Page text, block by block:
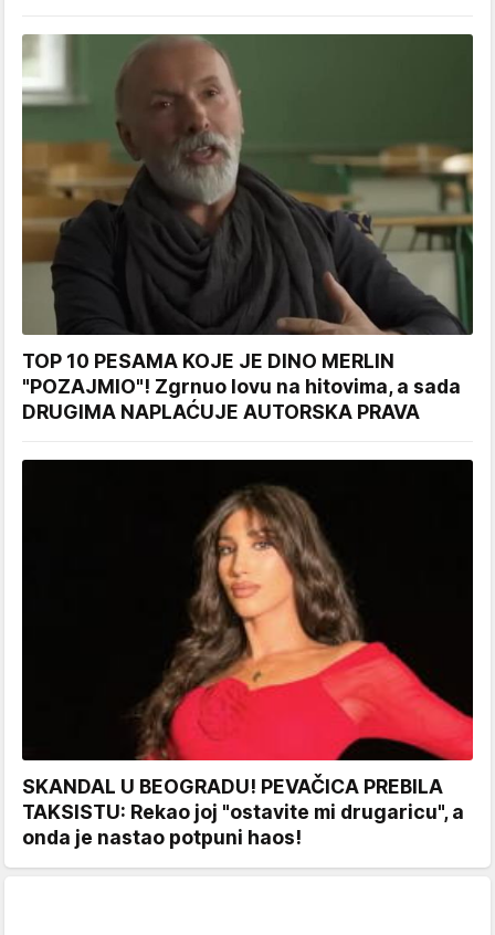
TOP 10 PESAMA KOJE JE DINO MERLIN
"POZAJMIO"! Zgrnuo lovu na hitovima, a sada
DRUGIMA NAPLAĆUJE AUTORSKA PRAVA
SKANDAL U BEOGRADU! PEVAČICA PREBILA
TAKSISTU: Rekao joj "ostavite mi drugaricu", a
onda je nastao potpuni haos!